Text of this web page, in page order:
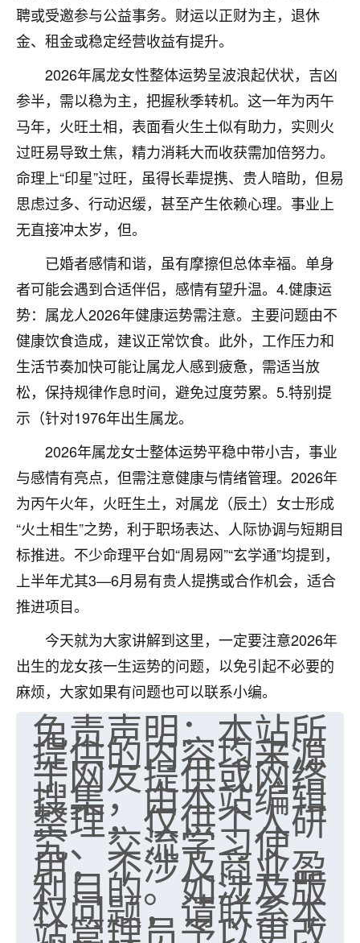
聘或受邀参与公益事务。财运以正财为主，退休
金、租金或稳定经营收益有提升。
2026年属龙女性整体运势呈波浪起伏状，吉凶
参半，需以稳为主，把握秋季转机。这一年为丙午
马年，火旺土相，表面看火生土似有助力，实则火
过旺易导致土焦，精力消耗大而收获需加倍努力。
命理上“印星”过旺，虽得长辈提携、贵人暗助，但易
思虑过多、行动迟缓，甚至产生依赖心理。事业上
无直接冲太岁，但。
已婚者感情和谐，虽有摩擦但总体幸福。单身
者可能会遇到合适伴侣，感情有望升温。4.健康运
势：属龙人2026年健康运势需注意。主要问题由不
健康饮食造成，建议正常饮食。此外，工作压力和
生活节奏加快可能让属龙人感到疲惫，需适当放
松，保持规律作息时间，避免过度劳累。5.特别提
示（针对1976年出生属龙。
2026年属龙女士整体运势平稳中带小吉，事业
与感情有亮点，但需注意健康与情绪管理。2026年
为丙午火年，火旺生土，对属龙（辰土）女士形成
“火土相生”之势，利于职场表达、人际协调与短期目
标推进。不少命理平台如“周易网”“玄学通”均提到，
上半年尤其3—6月易有贵人提携或合作机会，适合
推进项目。
今天就为大家讲解到这里，一定要注意2026年
出生的龙女孩一生运势的问题，以免引起不必要的
麻烦，大家如果有问题也可以联系小编。
免责声明：本站所
提供的内容均来源
于网友提供或网络
搜集，由本站编辑
整理，仅供个人研
究、交流学习使
用，不涉及商业盈
利目的。如涉及版
权问题，请联系本
站管理员予以更改
鹿森：慧来老师微信：gjsy0624
1天前 来自江西
青春168
我也想要，我也想要！
2天前 来自山西 15
Jessica李
老师做不做超度法事？我想给我奶奶做超度，她今年
刚去世了。
七零老顽童：我母亲前年离世，刚开始我经常
做梦梦见她，后来也是朋友介绍，找到慧来老
师，安排了超度法事，做梦再也没有梦到过
了，一开始是半信半疑的，图个心安，给亡母
超度，现在看来，人不信也不行。
2天前 来自云南 11
优秀的张同学
老师收徒吗？？我对这些很感兴趣